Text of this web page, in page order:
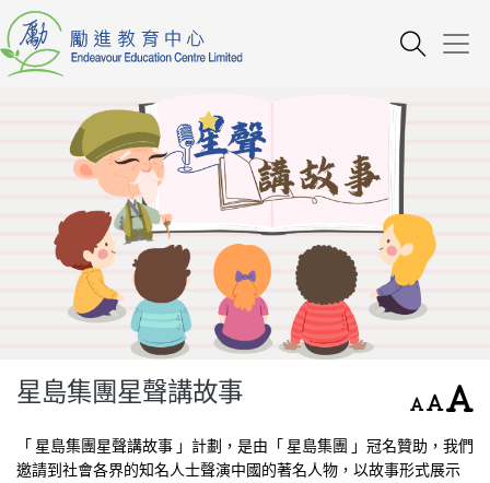
星島集團星聲講故事
「 星島集團星聲講故事 」計劃，是由「 星島集團 」冠名贊助，我們
邀請到社會各界的知名人士聲演中國的著名人物，以故事形式展示